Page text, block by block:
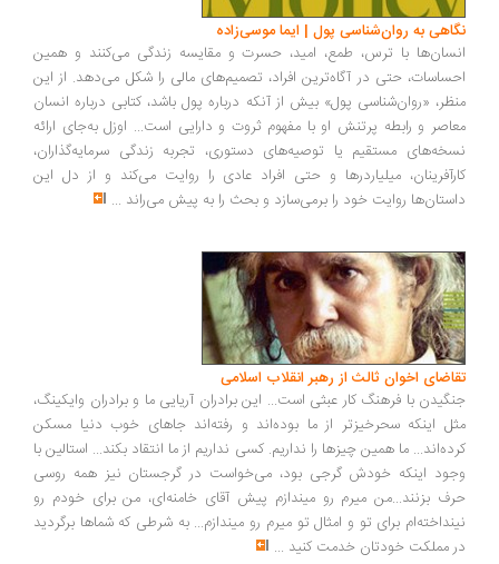
به روان‌شناسی پول | ایما موسی‌زاده
با ترس، طمع، امید، حسرت و مقایسه زندگی می‌کنند و همین
حتی در آگاه‌ترین افراد، تصمیم‌های مالی را شکل می‌دهد. از این
«روان‌شناسی پول» بیش از آنکه درباره پول باشد، کتابی درباره انسان
و رابطه پرتنش او با مفهوم ثروت و دارایی است... اوزل به‌جای ارائه
مستقیم یا توصیه‌های دستوری، تجربه زندگی سرمایه‌گذاران،
میلیاردرها و حتی افراد عادی را روایت می‌کند و از دل این
روایت خود را برمی‌سازد و بحث را به پیش می‌راند...
اخوان ثالث از رهبر انقلاب اسلامی
با فرهنگ کار عبثی است... این برادران آریایی ما و برادران وایکینگ،
اینکه سحرخیزتر از ما بوده‌اند و رفته‌اند جاهای خوب دنیا مسکن
ما همین چیزها را نداریم. کسی نداریم از ما انتقاد بکند... استالین با
اینکه خودش گرجی بود، می‌خواست در گرجستان نیز همه روسی
بزنند...من میرم رو میندازم پیش آقای خامنه‌ای، من برای خودم رو
برای تو و امثال تو میرم رو میندازم... به شرطی که شماها برگردید
مملکت خودتان خدمت کنید...